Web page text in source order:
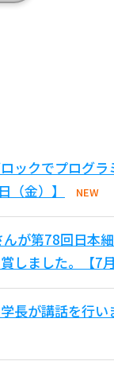
ックでプログラ
金）】
NEW
が第78回日本
しました。【7
長が講話を行い